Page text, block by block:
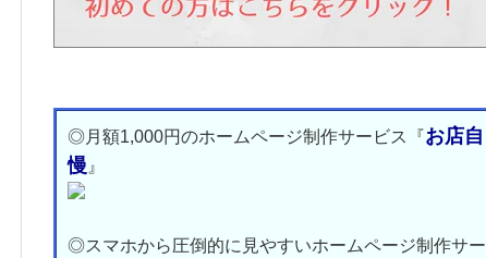
◎月額1,000円のホームページ制作サービス『お店自
慢 』
◎スマホから圧倒的に見やすいホームページ制作サー